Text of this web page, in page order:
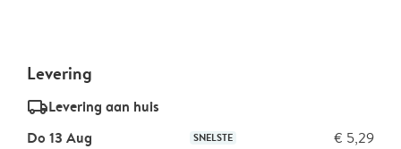
Levering
delivery_standard_v2Levering aan huis
Do 13 Aug
SNELSTE € 5,29